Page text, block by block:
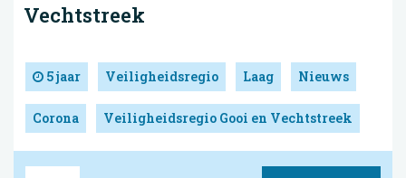
Vechtstreek
5 jaar Veiligheidsregio Laag Nieuws
Corona Veiligheidsregio Gooi en Vechtstreek